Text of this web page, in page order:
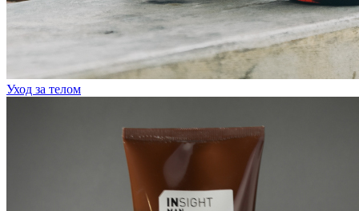
Уход за телом